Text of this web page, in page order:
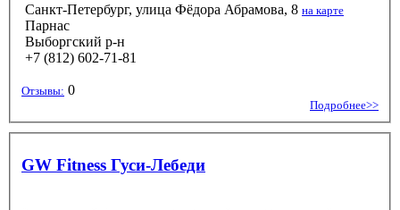
Санкт-Петербург, улица Фёдора Абрамова, 8 на карте
Парнас
Выборгский р-н
+7 (812) 602-71-81
Отзывы: 0
Подробнее>>
GW Fitness Гуси-Лебеди